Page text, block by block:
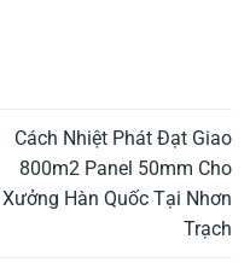
Cách Nhiệt Phát Đạt Giao
800m2 Panel 50mm Cho
Xưởng Hàn Quốc Tại Nhơn
Trạch